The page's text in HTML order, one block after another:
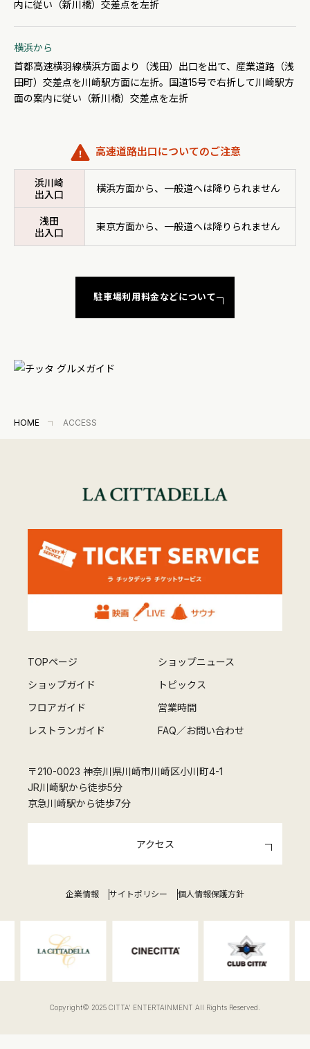
内に従い（新川橋）交差点を左折
横浜から
首都高速横羽線横浜方面より（浅田）出口を出て、産業道路（浅
田町）交差点を川崎駅方面に左折。国道15号で右折して川崎駅方
面の案内に従い（新川橋）交差点を左折
高速道路出口についてのご注意
浜川崎
出入口
横浜方面から、一般道へは降りられません
浅田
出入口
東京方面から、一般道へは降りられません
駐車場利用料金などについて
HOME ACCESS
TOPページ
ショップニュース
ショップガイド
トピックス
フロアガイド
営業時間
レストランガイド
FAQ／お問い合わせ
〒210-0023 神奈川県川崎市川崎区小川町4-1
JR川崎駅から徒歩5分
京急川崎駅から徒歩7分
アクセス
企業情報 サイトポリシー 個人情報保護方針
Copyright© 2025 CITTA' ENTERTAINMENT All Rights Reserved.